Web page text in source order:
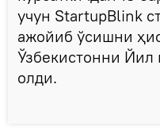
учун StartupBlink
ажойиб ўсишни
Ўзбекистонни Йил
олди.